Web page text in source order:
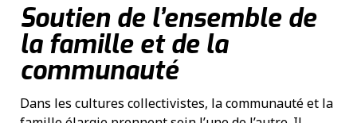
Soutien de l’ensemble de
la famille et de la
communauté
Dans les cultures collectivistes, la communauté et la